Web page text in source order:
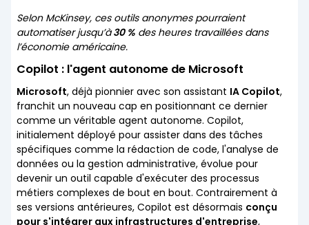
Selon McKinsey, ces outils anonymes pourraient
automatiser jusqu’à30 % des heures travaillées dans
l’économie américaine.
Copilot : l'agent autonome de Microsoft
Microsoft, déjà pionnier avec son assistant IA Copilot,
franchit un nouveau cap en positionnant ce dernier
comme un véritable agent autonome. Copilot,
initialement déployé pour assister dans des tâches
spécifiques comme la rédaction de code, l'analyse de
données ou la gestion administrative, évolue pour
devenir un outil capable d'exécuter des processus
métiers complexes de bout en bout. Contrairement à
ses versions antérieures, Copilot est désormais conçu
pour s'intégrer aux infrastructures d'entreprise,